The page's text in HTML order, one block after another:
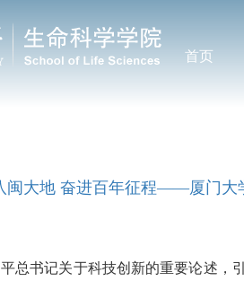
首页
闽大地 奋进百年征程——厦门大
总书记关于科技创新的重要论述，